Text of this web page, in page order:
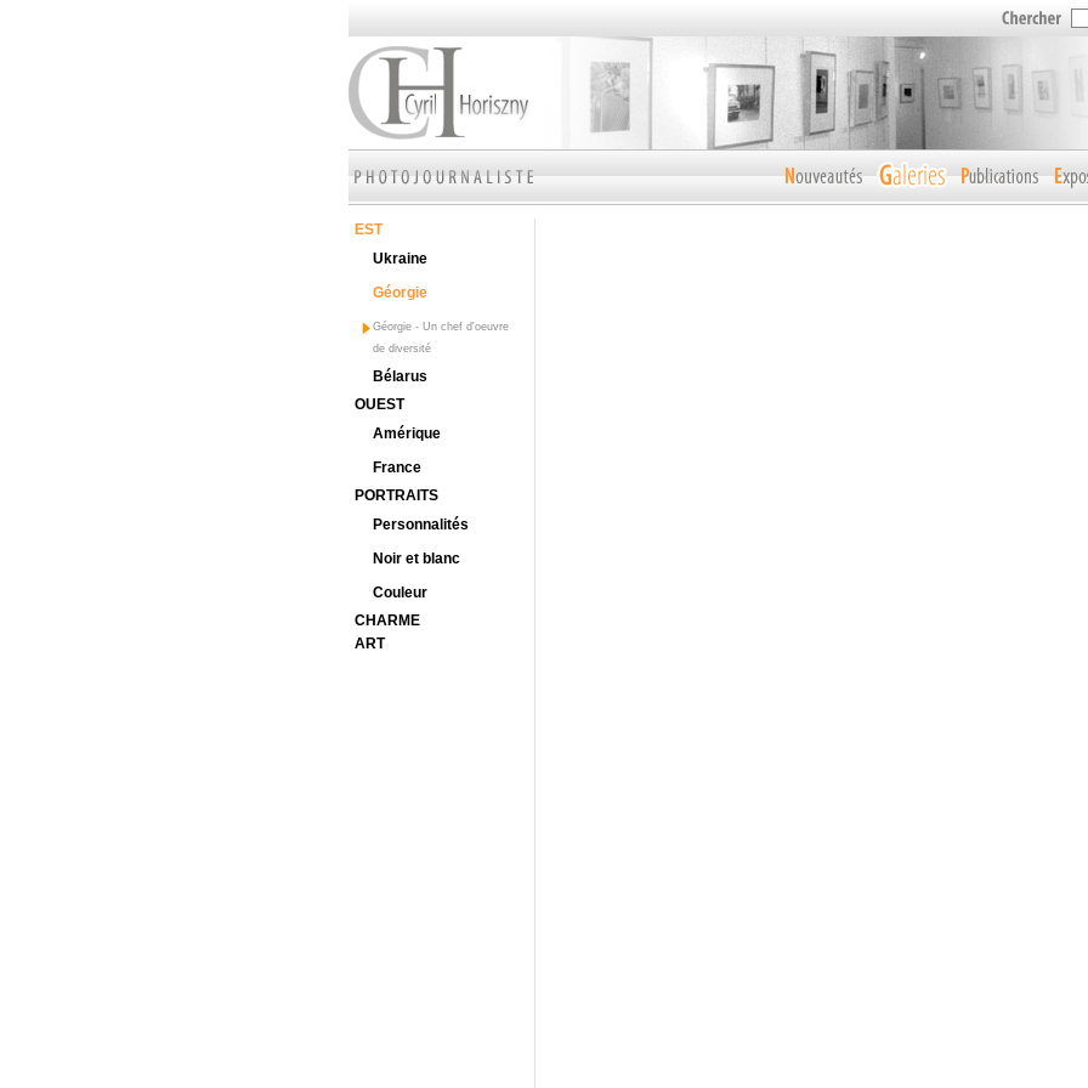
EST
Ukraine
Géorgie
Géorgie - Un chef d'oeuvre
de diversité
Bélarus
OUEST
Amérique
France
PORTRAITS
Personnalités
Noir et blanc
Couleur
CHARME
ART